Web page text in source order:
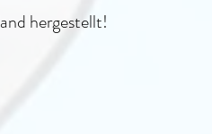
hergestellt!